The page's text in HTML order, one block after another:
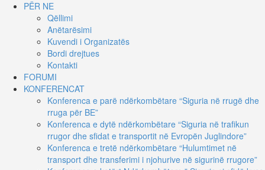
PËR NE
Qëllimi
Anëtarësimi
Kuvendi i Organizatës
Bordi drejtues
Kontakti
FORUMI
KONFERENCAT
Konferenca e parë ndërkombëtare “Siguria në rrugë dhe
rruga për BE”
Konferenca e dytë ndërkombëtare “Siguria në trafikun
rrugor dhe sfidat e transportit në Evropën Juglindore”
Konferenca e tretë ndërkombëtare “Hulumtimet në
transport dhe transferimi i njohurive në sigurinë rrugore”